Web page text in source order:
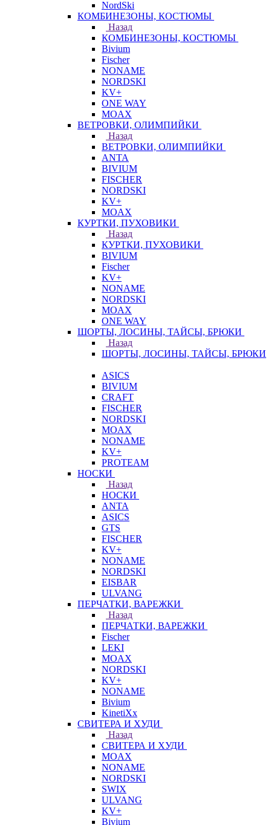
NordSki
КОМБИНЕЗОНЫ, КОСТЮМЫ
Назад
КОМБИНЕЗОНЫ, КОСТЮМЫ
Bivium
Fischer
NONAME
NORDSKI
KV+
ONE WAY
MOAX
ВЕТРОВКИ, ОЛИМПИЙКИ
Назад
ВЕТРОВКИ, ОЛИМПИЙКИ
ANTA
BIVIUM
FISCHER
NORDSKI
KV+
MOAX
КУРТКИ, ПУХОВИКИ
Назад
КУРТКИ, ПУХОВИКИ
BIVIUM
Fischer
KV+
NONAME
NORDSKI
MOAX
ONE WAY
ШОРТЫ, ЛОСИНЫ, ТАЙСЫ, БРЮКИ
Назад
ШОРТЫ, ЛОСИНЫ, ТАЙСЫ, БРЮКИ
ASICS
BIVIUM
CRAFT
FISCHER
NORDSKI
MOAX
NONAME
KV+
PROTEAM
НОСКИ
Назад
НОСКИ
ANTA
ASICS
GTS
FISCHER
KV+
NONAME
NORDSKI
EISBAR
ULVANG
ПЕРЧАТКИ, ВАРЕЖКИ
Назад
ПЕРЧАТКИ, ВАРЕЖКИ
Fischer
LEKI
MOAX
NORDSKI
KV+
NONAME
Bivium
KinetiXx
СВИТЕРА И ХУДИ
Назад
СВИТЕРА И ХУДИ
MOAX
NONAME
NORDSKI
SWIX
ULVANG
KV+
Bivium